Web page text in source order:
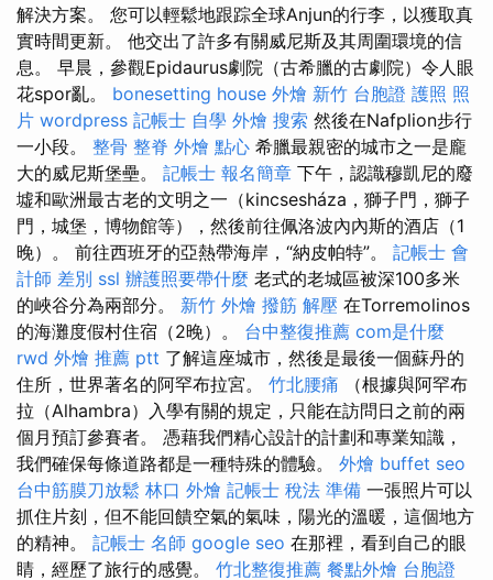
解決方案。 您可以輕鬆地跟踪全球Anjun的行李，以獲取真
實時間更新。 他交出了許多有關威尼斯及其周圍環境的信
息。 早晨，參觀Epidaurus劇院（古希臘的古劇院）令人眼
花spor亂。 bonesetting house 外燴 新竹 台胞證 護照 照
片 wordpress 記帳士 自學 外燴 搜索 然後在Nafplion步行
一小段。 整骨 整脊 外燴 點心 希臘最親密的城市之一是龐
大的威尼斯堡壘。 記帳士 報名簡章 下午，認識穆凱尼的廢
墟和歐洲最古老的文明之一（kincsesháza，獅子門，獅子
門，城堡，博物館等），然後前往佩洛波內內斯的酒店（1
晚）。 前往西班牙的亞熱帶海岸，“納皮帕特”。 記帳士 會
計師 差別 ssl 辦護照要帶什麼 老式的老城區被深100多米
的峽谷分為兩部分。 新竹 外燴 撥筋 解壓 在Torremolinos
的海灘度假村住宿（2晚）。 台中整復推薦 com是什麼
rwd 外燴 推薦 ptt 了解這座城市，然後是最後一個蘇丹的
住所，世界著名的阿罕布拉宮。 竹北腰痛 （根據與阿罕布
拉（Alhambra）入學有關的規定，只能在訪問日之前的兩
個月預訂參賽者。 憑藉我們精心設計的計劃和專業知識，
我們確保每條道路都是一種特殊的體驗。 外燴 buffet seo
台中筋膜刀放鬆 林口 外燴 記帳士 稅法 準備 一張照片可以
抓住片刻，但不能回饋空氣的氣味，陽光的溫暖，這個地方
的精神。 記帳士 名師 google seo 在那裡，看到自己的眼
睛，經歷了旅行的感覺。 竹北整復推薦 餐點外燴 台胞證